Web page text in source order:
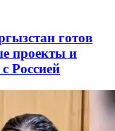
готов
проекты и
Россией